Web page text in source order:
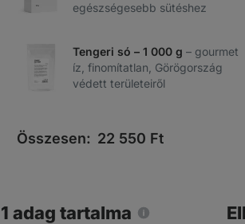
egészségesebb sütéshez
Tengeri só – 1 000 g – gourmet
íz, finomítatlan, Görögország
védett területeiről
Összesen: 22 550 Ft
1 adag tartalma